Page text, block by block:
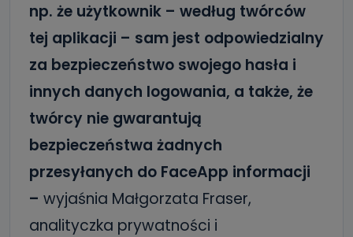
np. że użytkownik – według twórców
tej aplikacji – sam jest odpowiedzialny
za bezpieczeństwo swojego hasła i
innych danych logowania, a także, że
twórcy nie gwarantują
bezpieczeństwa żadnych
przesyłanych do FaceApp informacji
– wyjaśnia Małgorzata Fraser,
analityczka prywatności i